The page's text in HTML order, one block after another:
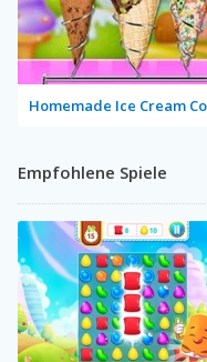
Empfohlene Spiele